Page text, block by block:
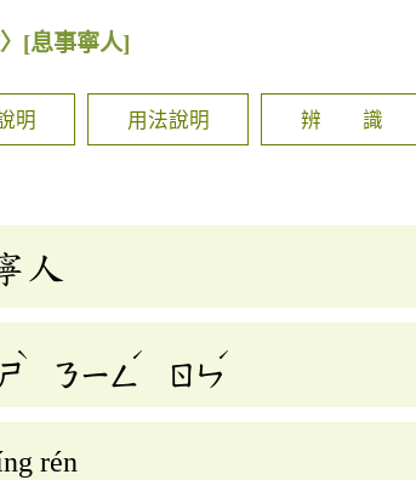
[息事寧人]
明 用法說明 辨 識
人
ㄕ
ˋ
ㄋㄧㄥ
ˊ
ㄖㄣ
ˊ
rén